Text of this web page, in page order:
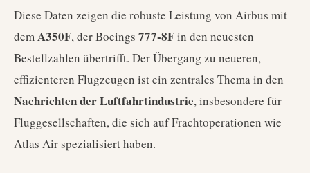
Diese Daten zeigen die robuste Leistung von Airbus mit
demA350F, der Boeings 777-8Fin den neuesten
Bestellzahlen übertrifft. Der Übergang zu neueren,
effizienteren Flugzeugen ist ein zentrales Thema in den
Nachrichten der Luftfahrtindustrie, insbesondere für
Fluggesellschaften, die sich auf Frachtoperationen wie
Atlas Air spezialisiert haben.